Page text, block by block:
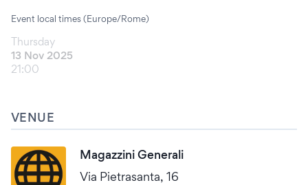
Event local times (Europe/Rome)
Thursday
13 Nov 2025
21:00
VENUE
Magazzini Generali
Via Pietrasanta, 16